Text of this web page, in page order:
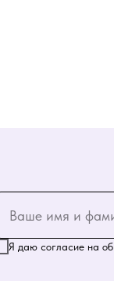
Я даю согласие на